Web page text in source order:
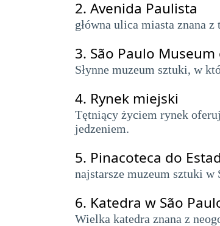
2. Avenida Paulista
główna ulica miasta znana
3. São Paulo Museum
Słynne muzeum sztuki, w
4. Rynek miejski
Tętniący życiem rynek
jedzeniem.
5. Pinacoteca do
najstarsze muzeum sztuki w
6. Katedra w São
Wielka katedra znana z